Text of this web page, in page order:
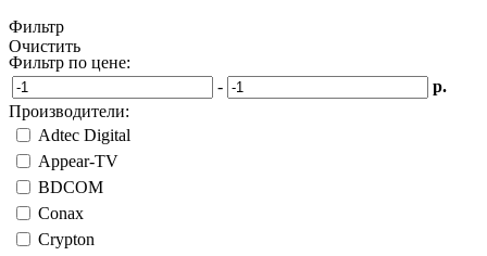
Фильтр
Очистить
Фильтр по цене:
-
р.
Производители:
Adtec Digital
Appear-TV
BDCOM
Conax
Crypton